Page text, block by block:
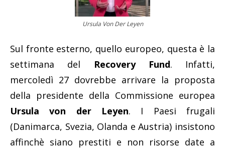
Ursula Von Der Leyen
Sul fronte esterno, quello europeo, questa è la
settimana del
Recovery Fund. Infatti,
mercoledì 27 dovrebbe arrivare la proposta
della presidente della Commissione europea
Ursula von der Leyen. I Paesi frugali
(Danimarca, Svezia, Olanda e Austria) insistono
affinchè siano prestiti e non risorse date a